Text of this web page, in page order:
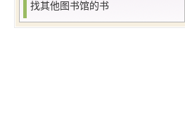
找其他图书馆的书